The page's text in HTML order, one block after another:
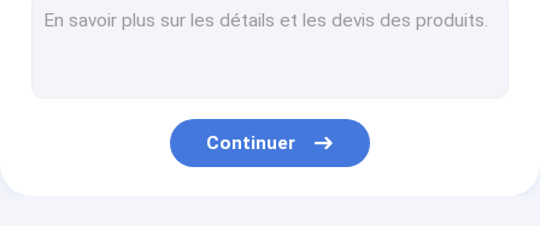
EN 10253 DU MONTAGE DE TUYAU DIN
Continuer